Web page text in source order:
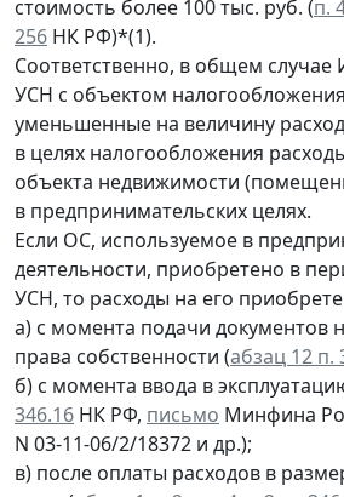
стоимость более 100 тыс. руб. (п.
256 НК РФ)*(1).
Соответственно, в общем
УСН с объектом
уменьшенные на величину
в целях налогообложения
объекта недвижимости
в предпринимательских целях.
Если ОС, используемое в
деятельности, приобретено в
УСН, то расходы на его
а) с момента подачи документов
права собственности (абзац 12 п.
б) с момента ввода в
346.16 НК РФ, письмо Минфина
N 03-11-06/2/18372 и др.);
в) после оплаты расходов в